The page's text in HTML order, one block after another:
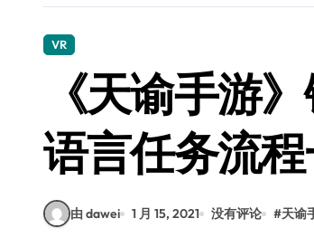
极简生活新风尚：荣耀
VR
《天谕手游
语言任务流
由 dawei 1 月 15, 2021 没有评论 #天谕